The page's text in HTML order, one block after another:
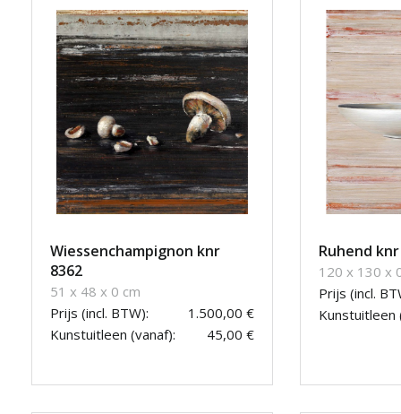
Wiessenchampignon knr
8362
51 x 48 x 0 cm
Prijs (incl. BTW):
1.500,00 €
Kunstuitleen (vanaf):
45,00 €
Ruhend
120 x 130 x
Prijs (incl.
Kunstuitleen